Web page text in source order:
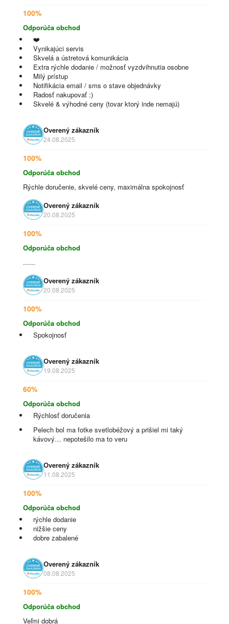
100%
Odporúča obchod
❤️
Vynikajúci servis
Skvelá a ústretová komunikácia
Extra rýchle dodanie / možnosť vyzdvihnutia osobne
Milý prístup
Notifikácia email / sms o stave objednávky
Radosť nakupovať :)
Skvelé & výhodné ceny (tovar ktorý inde nemajú)
Overený zákazník
24.08.2025
100%
Odporúča obchod
Rýchle doručenie, skvelé ceny, maximálna spokojnosť
Overený zákazník
20.08.2025
100%
Odporúča obchod
......
Overený zákazník
20.08.2025
100%
Odporúča obchod
Spokojnosť
Overený zákazník
19.08.2025
60%
Odporúča obchod
Rýchlosť doručenia
Pelech bol ma fotke svetlobéžový a prišiel mi taký
kávový… nepotešilo ma to veru
Overený zákazník
11.08.2025
100%
Odporúča obchod
rýchle dodanie
nižšie ceny
dobre zabalené
Overený zákazník
08.08.2025
100%
Odporúča obchod
Veľmi dobrá